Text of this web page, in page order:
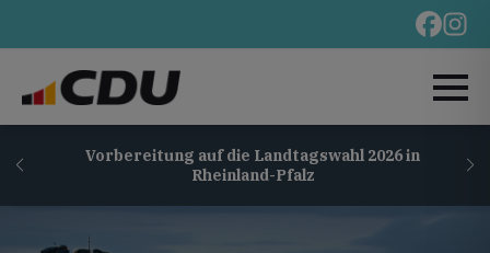
Vorbereitung auf die Landtagswahl 2026 in
Rheinland-Pfalz